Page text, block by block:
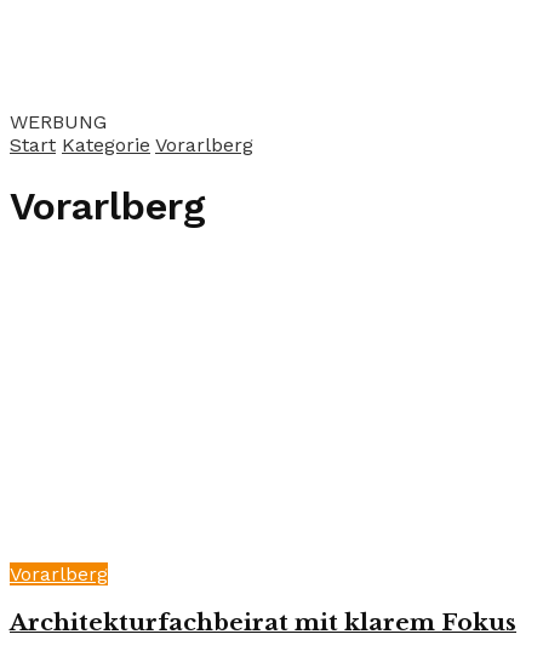
WERBUNG
Start Kategorie Vorarlberg
Vorarlberg
Vorarlberg
Architekturfachbeirat mit klarem Fokus